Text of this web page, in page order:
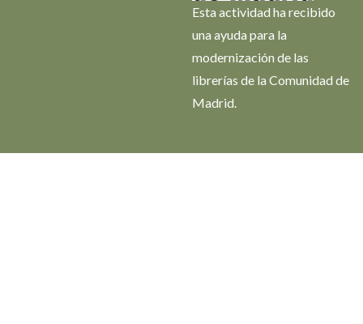
Esta actividad ha recibido
una ayuda para la
modernización de las
librerías de la Comunidad de
Madrid.